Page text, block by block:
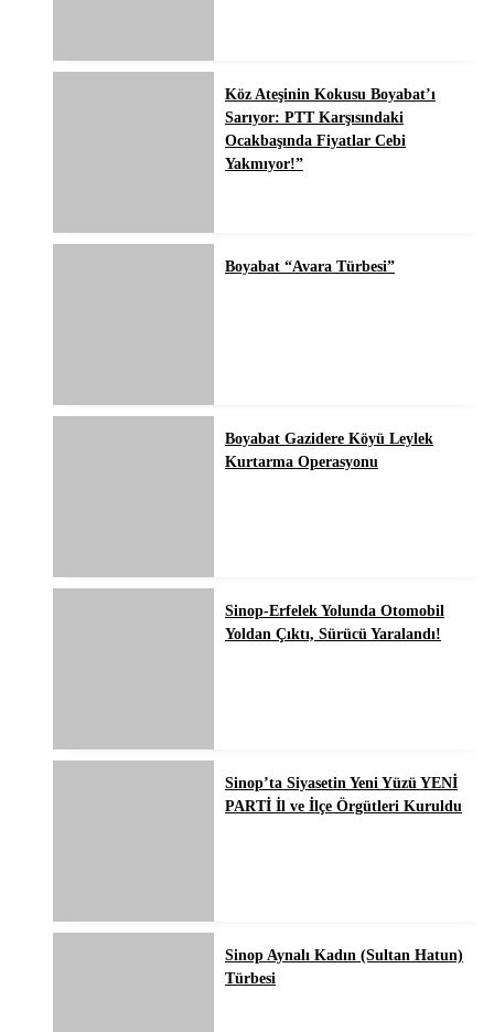
Köz Ateşinin Kokusu Boyabat’ı
Sarıyor: PTT Karşısındaki
Ocakbaşında Fiyatlar Cebi
Yakmıyor!”
Boyabat “Avara Türbesi”
Boyabat Gazidere Köyü Leylek
Kurtarma Operasyonu
Sinop-Erfelek Yolunda Otomobil
Yoldan Çıktı, Sürücü Yaralandı!
Sinop’ta Siyasetin Yeni Yüzü YENİ
PARTİ İl ve İlçe Örgütleri Kuruldu
Sinop Aynalı Kadın (Sultan Hatun)
Türbesi